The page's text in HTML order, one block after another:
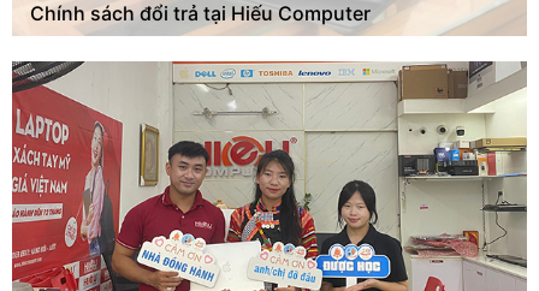
Chính sách đổi trả tại Hiếu Computer